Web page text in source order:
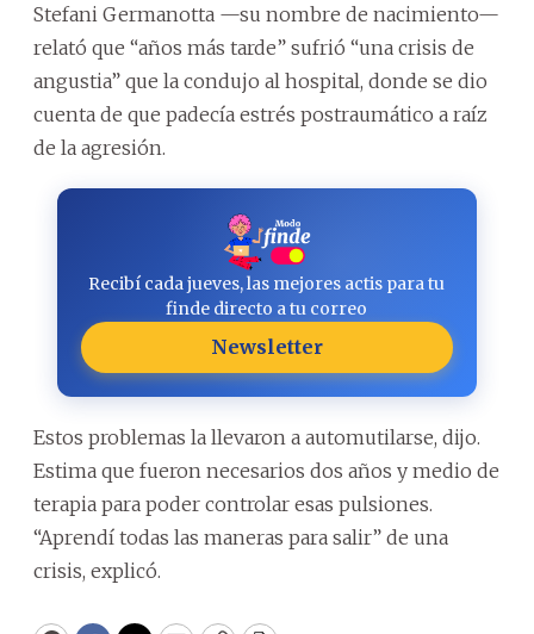
Stefani Germanotta —su nombre de nacimiento—
relató que “años más tarde” sufrió “una crisis de
angustia” que la condujo al hospital, donde se dio
cuenta de que padecía estrés postraumático a raíz
de la agresión.
Recibí cada jueves, las mejores actis para tu
finde directo a tu correo
Newsletter
Estos problemas la llevaron a automutilarse, dijo.
Estima que fueron necesarios dos años y medio de
terapia para poder controlar esas pulsiones.
“Aprendí todas las maneras para salir” de una
crisis, explicó.